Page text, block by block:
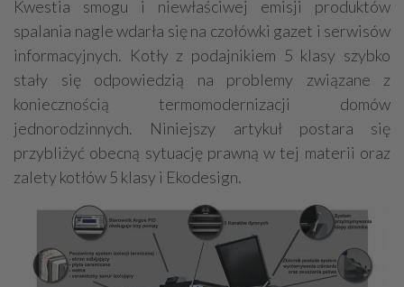
Przeciwpożarowa ochrona, zabezpieczenia
Elektroinstalatorstwo
Systemy energooszczędne
Systemy nawilżania powietrza
Systemy odwodnień
Elektryczne materiały
Przemysłowe instalacje
Alarmowe systemy, monitoring
Hydrotechnika
Kable, przewody
Odkurzacze centralne
Kwestia smogu i niewłaściwej emisji produktów
spalania nagle wdarła się na czołówki gazet i serwisów
informacyjnych. Kotły z podajnikiem 5 klasy szybko
stały się odpowiedzią na problemy związane z
koniecznością termomodernizacji domów
jednorodzinnych. Niniejszy artykuł postara się
przybliżyć obecną sytuację prawną w tej materii oraz
zalety kotłów 5 klasy i Ekodesign.